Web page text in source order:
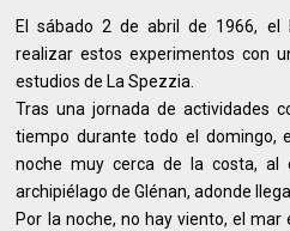
El sábado 2 de abril de 1966, el
realizar estos experimentos con
estudios de La Spezzia.
Tras una jornada de actividades
tiempo durante todo el domingo,
noche muy cerca de la costa, al
archipiélago de Glénan, adonde
Por la noche, no hay viento, el